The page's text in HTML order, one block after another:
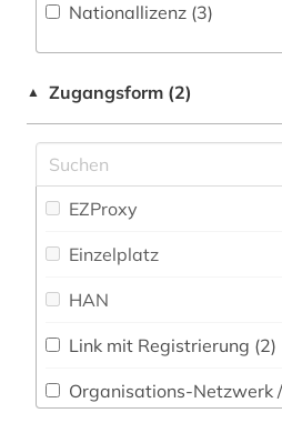
Pädagogik (2)
Slavistik (2)
Soziologie (4)
Nationallizenz (3)
▲ Zugangsform (2)
EZProxy
Einzelplatz
HAN
Link mit Registrierung (2)